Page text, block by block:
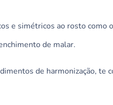
e simétricos ao rosto como
de malar.
de harmonização, te